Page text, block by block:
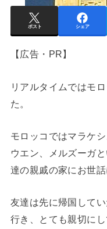
ポスト シェア
【広告・PR】
リアルタイムではモ
た。
モロッコではマラケ
ウエン、メルズーガ
達の親戚の家にお世話
友達は先に帰国して
行き、とても親切に